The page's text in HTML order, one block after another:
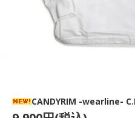
CANDYRIM -wearline-